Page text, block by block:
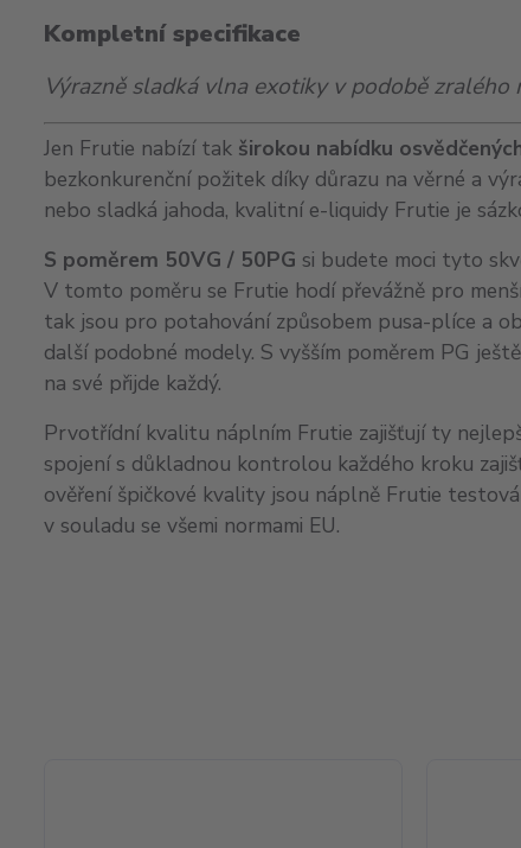
Kompletní specifikace
Výrazně sladká vlna exotiky v podobě
Jen Frutie nabízí tak širokou nabídku
bezkonkurenční požitek díky důrazu na věrné a
nebo sladká jahoda, kvalitní e-liquidy Frutie je
S poměrem 50VG / 50PG si budete moci tyto
V tomto poměru se Frutie hodí převážně pro
tak jsou pro potahování způsobem pusa-plíce a
další podobné modely. S vyšším poměrem PG
na své přijde každý.
Prvotřídní kvalitu náplním Frutie zajišťují ty
spojení s důkladnou kontrolou každého kroku
ověření špičkové kvality jsou náplně Frutie
v souladu se všemi normami EU.